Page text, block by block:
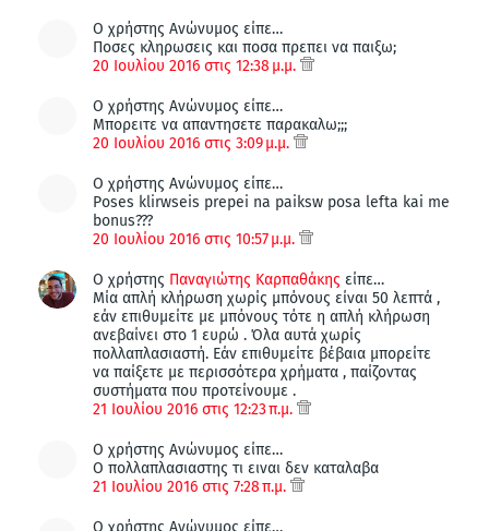
Ο χρήστης Ανώνυμος είπε…
Ποσες κληρωσεις και ποσα πρεπει να παιξω;
20 Ιουλίου 2016 στις 12:38 μ.μ.
Ο χρήστης Ανώνυμος είπε…
Μπορειτε να απαντησετε παρακαλω;;;
20 Ιουλίου 2016 στις 3:09 μ.μ.
Ο χρήστης Ανώνυμος είπε…
Poses klirwseis prepei na paiksw posa lefta kai me
bonus???
20 Ιουλίου 2016 στις 10:57 μ.μ.
Ο χρήστης Παναγιώτης Καρπαθάκης είπε…
Μία απλή κλήρωση χωρίς μπόνους είναι 50 λεπτά ,
εάν επιθυμείτε με μπόνους τότε η απλή κλήρωση
ανεβαίνει στο 1 ευρώ . Όλα αυτά χωρίς
πολλαπλασιαστή. Εάν επιθυμείτε βέβαια μπορείτε
να παίξετε με περισσότερα χρήματα , παίζοντας
συστήματα που προτείνουμε .
21 Ιουλίου 2016 στις 12:23 π.μ.
Ο χρήστης Ανώνυμος είπε…
Ο πολλαπλασιαστης τι ειναι δεν καταλαβα
21 Ιουλίου 2016 στις 7:28 π.μ.